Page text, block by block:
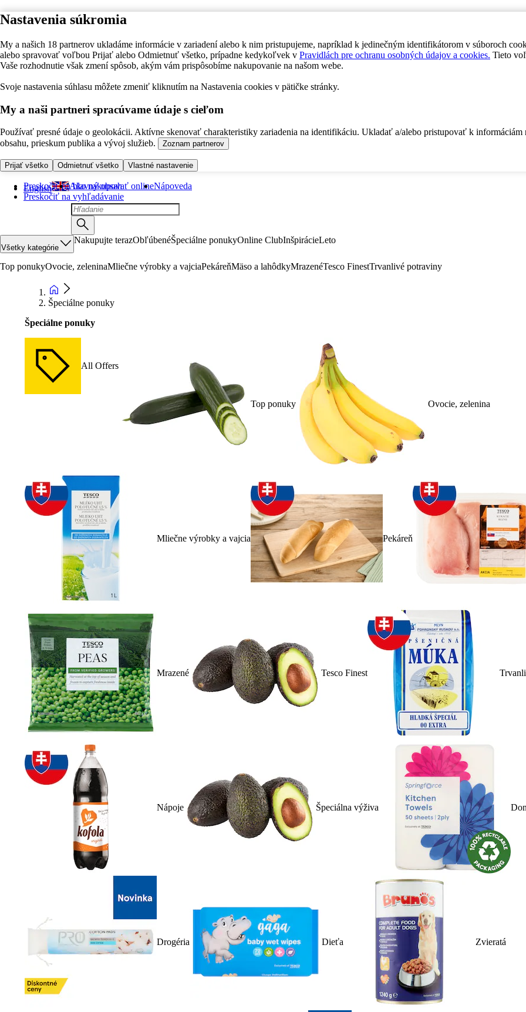
Nastavenia súkromia
My a našich 18 partnerov ukladáme informácie v zariadení alebo k nim pristupujeme, napríklad k jedinečným identifikátorom v súboroch
alebo spravovať voľbou Prijať alebo Odmietnuť všetko, prípadne kedykoľvek v Pravidlách pre ochranu osobných údajov a cookies. Tieto
Vaše rozhodnutie však zmení spôsob, akým vám prispôsobíme nakupovanie na našom webe.
Svoje nastavenia súhlasu môžete zmeniť kliknutím na Nastavenia cookies v pätičke stránky.
My a naši partneri spracúvame údaje s cieľom
Používať presné údaje o geolokácii. Aktívne skenovať charakteristiky zariadenia na identifikáciu. Ukladať a/alebo pristupovať k informáciám
obsahu, prieskum publika a vývoj služieb.
Zoznam partnerov
Prijať všetko Odmietnuť všetko Vlastné nastavenie
Preskočiť na hlavný obsah
Preskočiť na vyhľadávanie
English Ako nakupovať onlineNápoveda
Všetky kategórie
Nakupujte terazObľúbenéŠpeciálne ponukyOnline ClubInšpirácieLeto
Top ponukyOvocie, zeleninaMliečne výrobky a vajciaPekáreňMäso a lahôdkyMrazenéTesco FinestTrvanlivé potraviny
Špeciálne ponuky
Špeciálne ponuky
All Offers
Top ponuky Ovocie, zelenina
Mliečne výrobky a vajcia Pekáreň
Mrazené Tesco Finest
Nápoje Špeciálna výživa
Drogéria Dieťa Zvieratá